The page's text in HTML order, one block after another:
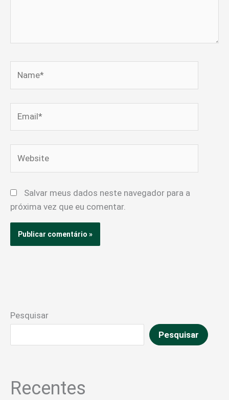
Salvar meus dados neste navegador para a
próxima vez que eu comentar.
Pesquisar
Pesquisar
Recentes